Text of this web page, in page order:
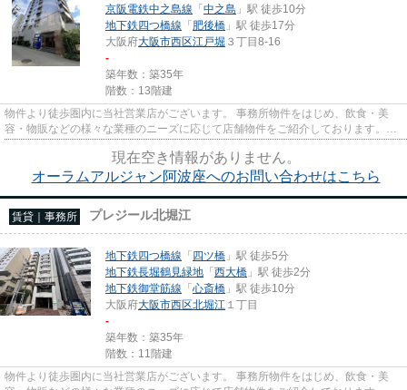
京阪電鉄中之島線 「中之島 」駅 徒歩10分
地下鉄四つ橋線 「肥後橋 」駅 徒歩17分
大阪府大阪市西区江戸堀 ３丁目8-16
-
築年数：築35年
階数：13階建
物件より徒歩圏内に当社営業店がございます。 事務所物件をはじめ、飲食・美
容・物販などの様々な業種のニーズに応じて店舗物件をご紹介しております。
尚、弊社ではおとり広告は一切...
現在空き情報がありません。
オーラムアルジャン阿波座へのお問い合わせはこちら
賃貸｜事務所 プレジール北堀江
地下鉄四つ橋線 「四ツ橋 」駅 徒歩5分
地下鉄長堀鶴見緑地 「西大橋 」駅 徒歩2分
地下鉄御堂筋線 「心斎橋 」駅 徒歩10分
大阪府大阪市西区北堀江 １丁目
-
築年数：築35年
階数：11階建
物件より徒歩圏内に当社営業店がございます。 事務所物件をはじめ、飲食・美